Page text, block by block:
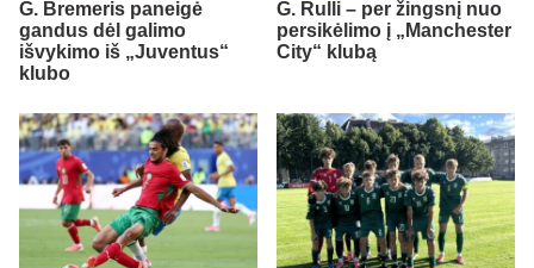
G. Bremeris paneigė
gandus dėl galimo
išvykimo iš „Juventus“
klubo
G. Rulli – per žingsnį nuo
persikėlimo į „Manchester
City“ klubą